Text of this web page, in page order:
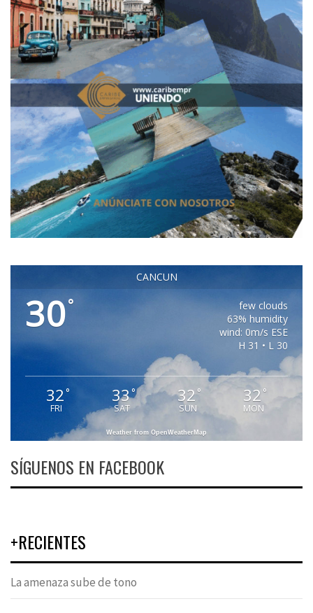
CANCUN
30°
few clouds
63% humidity
wind: 0m/s ESE
H 31 • L 30
32°
FRI
33°
SAT
32 °
SUN
32 °
MON
Weather from OpenWeatherMap
SÍGUENOS EN FACEBOOK
+RECIENTES
La amenaza sube de tono